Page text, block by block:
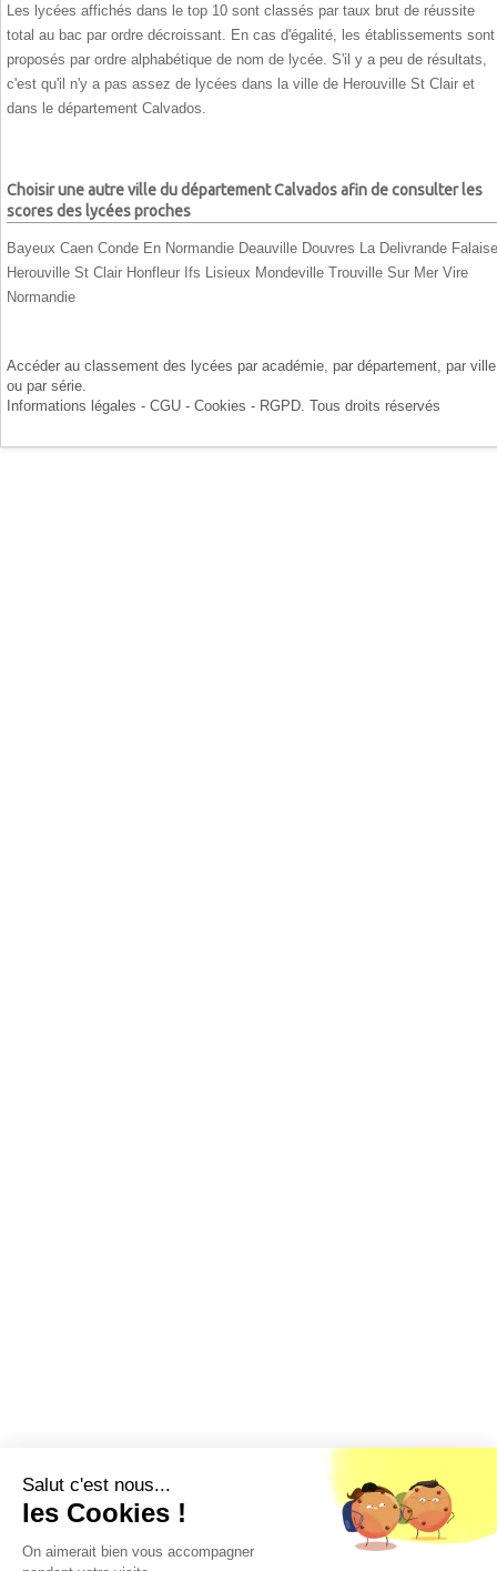
Les lycées affichés dans le top 10 sont classés par taux brut de réussite
total au bac par ordre décroissant. En cas d'égalité, les établissements sont
proposés par ordre alphabétique de nom de lycée. S'il y a peu de résultats,
c'est qu'il n'y a pas assez de lycées dans la ville de Herouville St Clair et
dans le département Calvados.
Choisir une autre ville du département Calvados afin de consulter les
scores des lycées proches
Bayeux Caen Conde En Normandie Deauville Douvres La Delivrande Falaise
Herouville St Clair Honfleur Ifs Lisieux Mondeville Trouville Sur Mer Vire
Normandie
Accéder au classement des lycées par académie , par département , par ville
ou par série
Informations légales - CGU - Cookies - RGPD . Tous droits réservés
Salut c'est nous...
les Cookies !
On aimerait bien vous accompagner